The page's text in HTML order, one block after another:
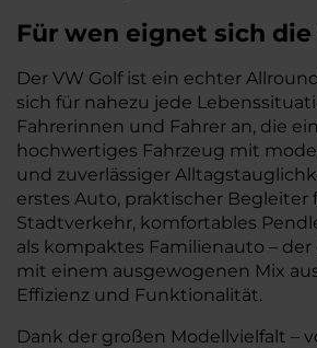
Für wen eignet sich die
Der VW Golf ist ein echter
sich für nahezu jede
Fahrerinnen und Fahrer an, die
hochwertiges Fahrzeug mit
und zuverlässiger
erstes Auto, praktischer Begleiter
Stadtverkehr, komfortables
als kompaktes Familienauto –
mit einem ausgewogenen Mix
Effizienz und Funktionalität.
Dank der großen Modellvielfalt –